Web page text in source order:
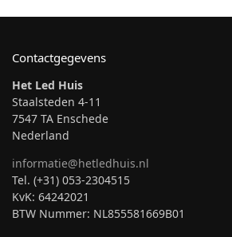
Contactgegevens
Het Led Huis
Staalsteden 4-11
7547 TA Enschede
Nederland
informatie@hetledhuis.nl
Tel. (+31) 053-2304515
KvK: 64242021
BTW Nummer: NL855581669B01